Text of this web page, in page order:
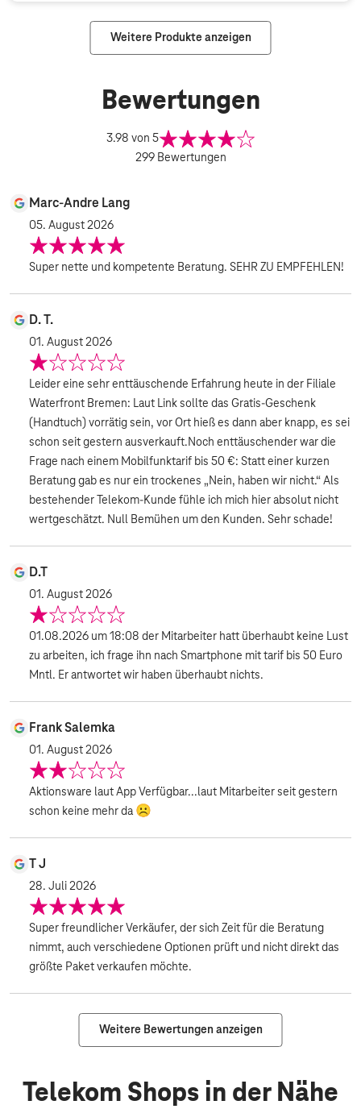
Weitere Produkte anzeigen
Bewertungen
3.98 von 5
299 Bewertungen
Marc-Andre Lang
05. August 2026
Super nette und kompetente Beratung. SEHR ZU EMPFEHLEN!
D. T.
01. August 2026
Leider eine sehr enttäuschende Erfahrung heute in der Filiale
Waterfront Bremen: Laut Link sollte das Gratis-Geschenk
(Handtuch) vorrätig sein, vor Ort hieß es dann aber knapp, es sei
schon seit gestern ausverkauft. ​Noch enttäuschender war die
Frage nach einem Mobilfunktarif bis 50 €: Statt einer kurzen
Beratung gab es nur ein trockenes „Nein, haben wir nicht.“ Als
bestehender Telekom-Kunde fühle ich mich hier absolut nicht
wertgeschätzt. Null Bemühen um den Kunden. Sehr schade!
D.T
01. August 2026
01.08.2026 um 18:08 der Mitarbeiter hatt überhaubt keine Lust
zu arbeiten, ich frage ihn nach Smartphone mit tarif bis 50 Euro
Mntl. Er antwortet wir haben überhaubt nichts.
Frank Salemka
01. August 2026
Aktionsware laut App Verfügbar...laut Mitarbeiter seit gestern
schon keine mehr da ☹️
T J
28. Juli 2026
Super freundlicher Verkäufer, der sich Zeit für die Beratung
nimmt, auch verschiedene Optionen prüft und nicht direkt das
größte Paket verkaufen möchte.
Weitere Bewertungen anzeigen
Telekom Shops in der Nähe